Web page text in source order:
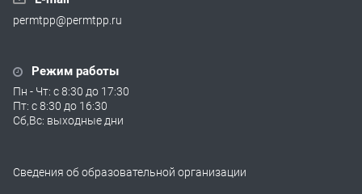
permtpp@permtpp.ru
Режим работы
Пн - Чт: с 8:30 до 17:30
Пт: с 8:30 до 16:30
Сб,Вс: выходные дни
Сведения об образовательной организации